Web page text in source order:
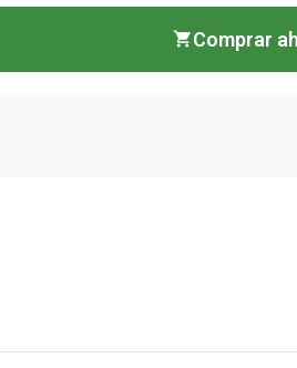
Comprar